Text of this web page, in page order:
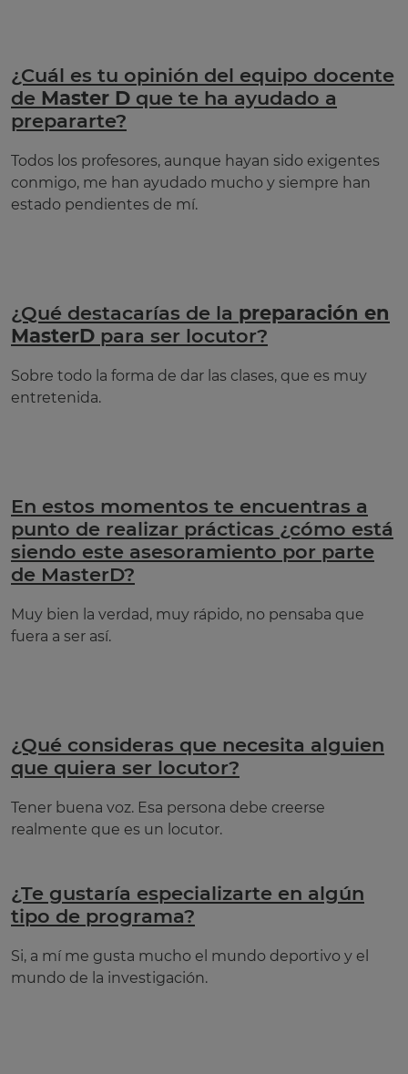
¿Cuál es tu opinión del equipo docente
de Master D que te ha ayudado a
prepararte?
Todos los profesores, aunque hayan sido exigentes
conmigo, me han ayudado mucho y siempre han
estado pendientes de mí.
¿Qué destacarías de la preparación en
MasterD para ser locutor?
Sobre todo la forma de dar las clases, que es muy
entretenida.
En estos momentos te encuentras a
punto de realizar prácticas ¿cómo está
siendo este asesoramiento por parte
de MasterD?
Muy bien la verdad, muy rápido, no pensaba que
fuera a ser así.
¿Qué consideras que necesita alguien
que quiera ser locutor?
Tener buena voz. Esa persona debe creerse
realmente que es un locutor.
¿Te gustaría especializarte en algún
tipo de programa?
Si, a mí me gusta mucho el mundo deportivo y el
mundo de la investigación.